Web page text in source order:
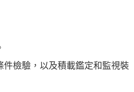
檢驗，以及積載鑑定和監視裝